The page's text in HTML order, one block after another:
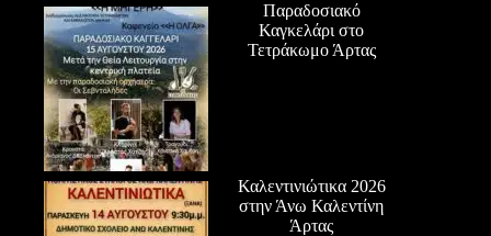
Παραδοσιακό
Καγκελάρι στο
Τετράκωμο Άρτας
Καλεντινιώτικα 2026
στην Άνω Καλεντίνη
Άρτας